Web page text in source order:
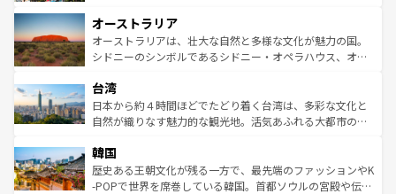
部のニューオーリンズでは、音楽と美食が融合した独特の
文化が魅力。旅行者はアメリカの各地域で異なる魅力を楽
しみながら、その多様性と豊かな歴史を感じることができ
ならではの贅沢な旅のスタイルだ。 なお、新着のアメリカ
情報はコンテンツ一覧を参照してほしい。
ワイ島は見逃せない。また、定番の観光地といえばオアフ
島だが、静かな自然を求めるならマウイ島やカウアイ島が
おすすめ。エメラルドグリーンに輝く海をはじめ、豊かな
れるおもてなしの心で訪れる人々を迎えてくれるハワイの
人々、おいしいローカルフードやハワイアンミュージッ
ク、伝統的なフラダンスなど、すべてがハワイの魅力を彩
ワイを、存分に味わってほしい。 なお、新着のハワイ情報
はコンテンツ一覧を参照してほしい。
オーストラリア
オーストラリアは、壮大な自然と多様な文化が魅力の国。
シドニーのシンボルであるシドニー・オペラハウス、オー
リアリーフや大陸中央部にそびえるウルル（エアーズロッ
ク）、タスマニアの美しい原生林やケアンズの熱帯雨林な
ど、見どころがたくさん。また、カフェやワイン、オージ
いる。アクティビティも充実しており、サーフィンやダイ
ビング、ハイキングなど、アウトドア好きにはたまらな
い。オーストラリアの多彩な魅力を存分に味わいつくそ
台湾
日本から約４時間ほどでたどり着く台湾は、多彩な文化と
自然が織りなす魅力的な観光地。活気あふれる大都市の台
ン）、静ひつな山岳地帯である台湾東部など、都市の喧騒
と山間の静けさが共存しており、訪れる人に新しい発見と
驚きをもたらしてくれる。また、奥深い台湾の食文化も魅
韓国
歴史ある王朝文化が残る一方で、最先端のファッションやK
-POPで世界を席巻している韓国。首都ソウルの宮殿や伝統